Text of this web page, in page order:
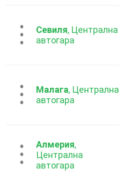
...Севиля, Централна
автогара
...Малага, Централна
автогара
...Алмерия,
Централна
автогара